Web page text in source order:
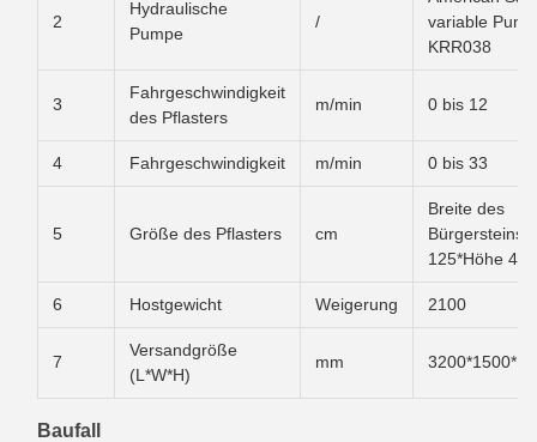
2
Hydraulische
Pumpe
/
variable
KRR038
3
Fahrgeschwindigkeit
des Pflasters
m/min 0 bis 12
4 Fahrgeschwindigkeit m/min 0 bis 33
5 Größe des Pflasters cm
Breite des
Bürgersteins
125*Höhe 40
6 Hostgewicht Weigerung 2100
7
Versandgröße
(L*W*H)
mm
Baufall